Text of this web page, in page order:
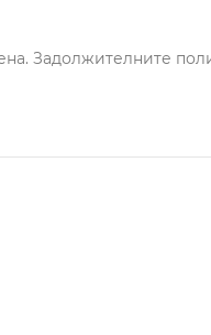
Задолжителните